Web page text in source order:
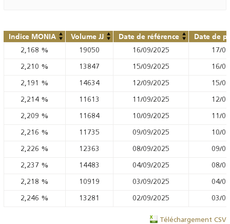
Indice MONIA Volume JJ Date de référence Date de
2,168 % 19050 16/09/2025 17/
2,210 % 13847 15/09/2025 16/
2,191 % 14634 12/09/2025 15/
2,214 % 11613 11/09/2025 12/
2,209 % 11684 10/09/2025 11/
2,216 % 11735 09/09/2025 10/
2,226 % 12363 08/09/2025 09/
2,237 % 14483 04/09/2025 08/
2,218 % 10919 03/09/2025 04/
2,246 % 13281 02/09/2025 03/
Téléchargement CSV